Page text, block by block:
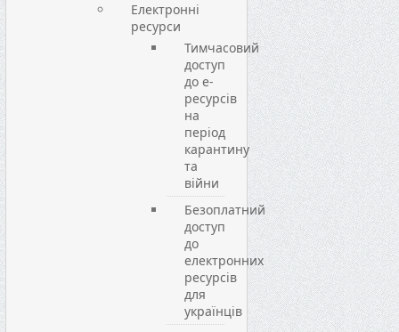
Електронні
ресурси
Тимчасовий
доступ
до е-
ресурсів
на
період
карантину
та
війни
Безоплатний
доступ
до
електронних
ресурсів
для
українців